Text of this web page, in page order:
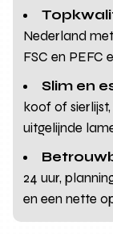
Nederland
FSC en PEFC
Slim en
koof of
uitgelijnde
24 uur,
en een nette